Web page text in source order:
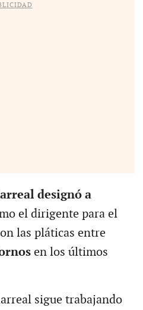
designó a
el dirigente para el
las pláticas entre
en los últimos
sigue trabajando